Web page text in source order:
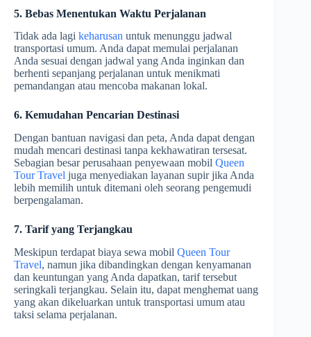
5. Bebas Menentukan Waktu Perjalanan
Tidak ada lagi keharusan untuk menunggu jadwal
transportasi umum. Anda dapat memulai perjalanan
Anda sesuai dengan jadwal yang Anda inginkan dan
berhenti sepanjang perjalanan untuk menikmati
pemandangan atau mencoba makanan lokal.
6. Kemudahan Pencarian Destinasi
Dengan bantuan navigasi dan peta, Anda dapat dengan
mudah mencari destinasi tanpa kekhawatiran tersesat.
Sebagian besar perusahaan penyewaan mobil Queen
Tour Travel juga menyediakan layanan supir jika Anda
lebih memilih untuk ditemani oleh seorang pengemudi
berpengalaman.
7. Tarif yang Terjangkau
Meskipun terdapat biaya sewa mobil Queen Tour
Travel, namun jika dibandingkan dengan kenyamanan
dan keuntungan yang Anda dapatkan, tarif tersebut
seringkali terjangkau. Selain itu, dapat menghemat uang
yang akan dikeluarkan untuk transportasi umum atau
taksi selama perjalanan.